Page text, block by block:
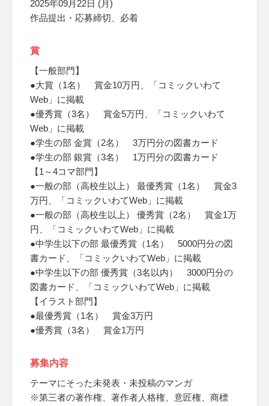
2025年09月22日 (月)
作品提出・応募締切、必着
賞
【一般部門】
●大賞（1名） 賞金10万円、「コミックいわて
Web」に掲載
●優秀賞（3名） 賞金5万円、「コミックいわて
Web」に掲載
●学生の部 金賞（2名） 3万円分の図書カード
●学生の部 銀賞（3名） 1万円分の図書カード
【1～4コマ部門】
●一般の部（高校生以上） 最優秀賞（1名） 賞金3
万円、「コミックいわてWeb」に掲載
●一般の部（高校生以上） 優秀賞（2名） 賞金1万
円、「コミックいわてWeb」に掲載
●中学生以下の部 最優秀賞（1名） 5000円分の図
書カード、「コミックいわてWeb」に掲載
●中学生以下の部 優秀賞（3名以内） 3000円分の
図書カード、「コミックいわてWeb」に掲載
【イラスト部門】
●最優秀賞（1名） 賞金3万円
●優秀賞（3名） 賞金1万円
募集内容
テーマにそった未発表・未投稿のマンガ
※第三者の著作権、著作者人格権、意匠権、商標